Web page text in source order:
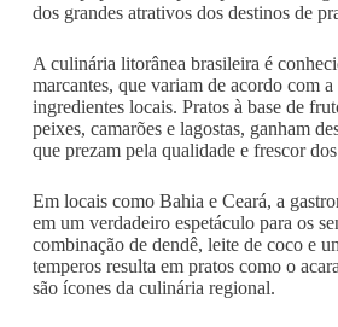
dos grandes atrativos dos destinos de
A culinária litorânea brasileira é
marcantes, que variam de acordo com a
ingredientes locais. Pratos à base de
peixes, camarões e lagostas, ganham
que prezam pela qualidade e frescor
Em locais como Bahia e Ceará, a
em um verdadeiro espetáculo para os
combinação de dendê, leite de coco e
temperos resulta em pratos como o
são ícones da culinária regional.